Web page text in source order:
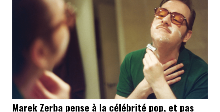
Marek Zerba pense à la célébrité pop, et pas